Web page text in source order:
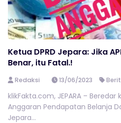
Ketua DPRD Jepara: Jika
Benar, itu Fatal.!
Redaksi 13/06/2023
klikFakta.com, JEPARA –
Anggaran Pendapatan Belanja
Jepara...